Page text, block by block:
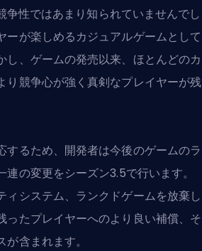
争性ではあまり知られていませんでし
ーが楽しめるカジュアルゲームとして
し、ゲームの発売以来、ほとんどのカ
り競争心が強く真剣なプレイヤーが残
するため、開発者は今後のゲームのラ
連の変更をシーズン3.5で行います。
ィシステム、ランクドゲームを放棄し
ったプレイヤーへのより良い補償、そ
含まれます。